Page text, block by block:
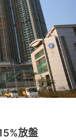
放盤